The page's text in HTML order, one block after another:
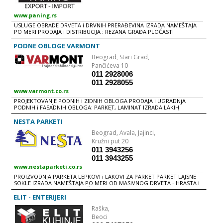
www.paning.rs
USLUGE OBRADE DRVETA i DRVNIH PRERAĐEVINA IZRADA NAMEŠTAJA
PO MERI PRODAJA i DISTRIBUCIJA : REZANA GRAĐA PLOČASTI
MATERIJALI LEPKOVI ZA DRVNU INDUSTRIJU GRAĐEVINSKA OPLATA
ŠPER PLOČA PARKET STEPENIŠTA TIPLOVI DRVENI ČEPOVI PELET...
PODNE OBLOGE VARMONT
Beograd, Stari Grad,
Pančićeva 10
011 2928006
011 2928055
www.varmont.co.rs
PROJEKTOVANjE PODNIH i ZIDNIH OBLOGA PRODAJA i UGRADNjA
PODNIH i FASADNIH OBLOGA: PARKET, LAMINAT IZRADA LAKIH
METALNIH KONSTRUKCIJA: NADSTREŠNICE, OGRADE... STEPENIŠTA OD
CRNOG METALA ILI PROHOMA
NESTA PARKETI
Beograd,Avala, Jajinci,
Kružni put 20
011 3943256
011 3943255
www.nestaparketi.co.rs
PROIZVODNjA PARKETA LEPKOVI i LAKOVI ZA PARKET PARKET LAJSNE
SOKLE IZRADA NAMEŠTAJA PO MERI OD MASIVNOG DRVETA - HRASTA i
BUKVE STEPENICE - STEPENIŠTA
ELIT - ENTERIJERI
Raška,
Beoci